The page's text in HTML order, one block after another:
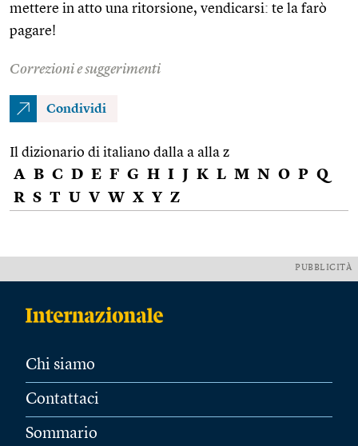
mettere in atto una ritorsione, vendicarsi: te la farò
pagare!
Correzioni e suggerimenti
Condividi
Il dizionario di italiano dalla a alla z
A B C D E F G H I J K L M N O P Q
R S T U V W X Y Z
PUBBLICITÀ
Chi siamo
Contattaci
Sommario